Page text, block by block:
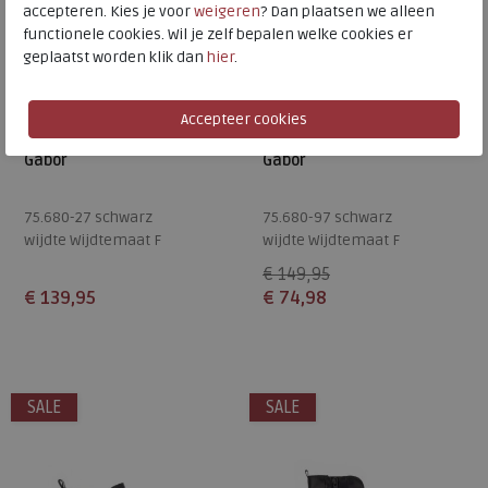
Gabor
75.680-27 schwarz
wijdte Wijdtemaat F
€ 139,95
7,5
Gabor
75.680-97 schwarz
wijdte Wijdtemaat F
€ 149,95
€ 74,98
SALE SALE
accepteren. Kies je voorweigeren? Dan plaatsen we alleen
functionele cookies. Wil je zelf bepalen welke cookies er
geplaatst worden klik dan hier.